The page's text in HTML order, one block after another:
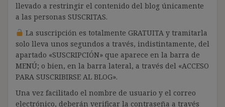
llevado a restringir el contenido del blog únicamente
a las personas SUSCRITAS.
La suscripción es totalmente GRATUITA y tramitarla
solo lleva unos segundos a través, indistintamente, del
apartado «SUSCRIPCIÓN» que aparece en la barra de
MENÚ; o bien, en la barra lateral, a través del «ACCESO
PARA SUSCRIBIRSE AL BLOG».
Una vez facilitado el nombre de usuario y el correo
electrónico, deberán verificar la contraseña a través